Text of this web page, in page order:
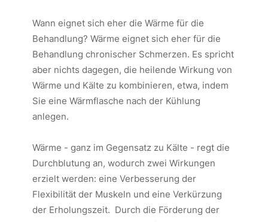
Wann eignet sich eher die Wärme für die
Behandlung? Wärme eignet sich eher für die
Behandlung chronischer Schmerzen. Es spricht
aber nichts dagegen, die heilende Wirkung von
Wärme und Kälte zu kombinieren, etwa, indem
Sie eine Wärmflasche nach der Kühlung
anlegen.
Wärme - ganz im Gegensatz zu Kälte - regt die
Durchblutung an, wodurch zwei Wirkungen
erzielt werden: eine Verbesserung der
Flexibilität der Muskeln und eine Verkürzung
der Erholungszeit. Durch die Förderung der